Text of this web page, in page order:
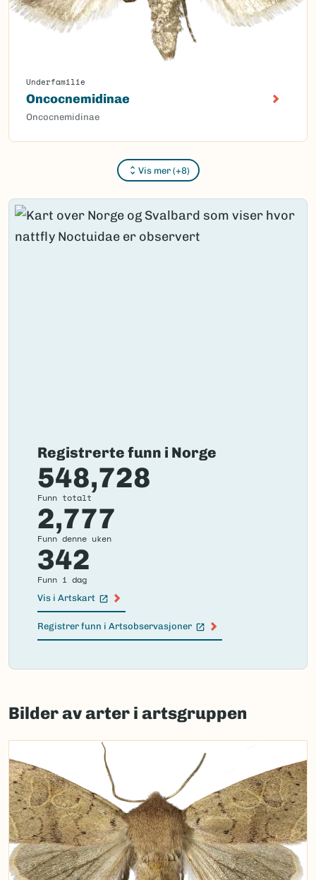
Underfamilie
Oncocnemidinae
Oncocnemidinae
Vis mer (+8)
Registrerte funn i Norge
548,728
Funn totalt
2,777
Funn denne uken
342
Funn i dag
Vis i Artskart
(Ekstern lenke)
Registrer funn i Artsobservasjoner
(Ekstern lenke)
Failed
load
map.
Bilder av arter i artsgruppen